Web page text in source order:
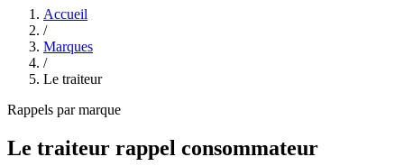
Accueil
/
Marques
/
Le traiteur
Rappels par marque
Le traiteur rappel consommateur